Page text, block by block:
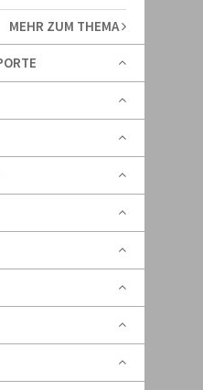
MEHR ZUM THEMA